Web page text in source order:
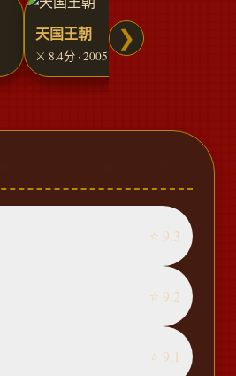
天国王朝
⚔️ 8.4分 · 2005
❯
⭐ 9.3
⭐ 9.2
⭐ 9.1